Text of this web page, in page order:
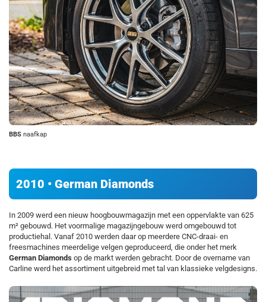
BBS naafkap
2010 • German Diamonds
In 2009 werd een nieuw hoogbouwmagazijn met een oppervlakte van 625
m² gebouwd. Het voormalige magazijngebouw werd omgebouwd tot
productiehal. Vanaf 2010 werden daar op meerdere CNC-draai- en
freesmachines meerdelige velgen geproduceerd, die onder het merk
German Diamonds op de markt werden gebracht. Door de overname van
Carline werd het assortiment uitgebreid met tal van klassieke velgdesigns.